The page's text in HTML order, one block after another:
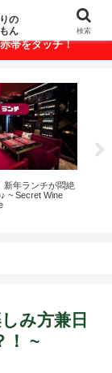
載！
帯をタッチ！
ちぇり info（生活情報）
ホリデーシーズン
！ちぇりがずっ
るネイルサロン
み方兼日
！ ~
の
ん
検索